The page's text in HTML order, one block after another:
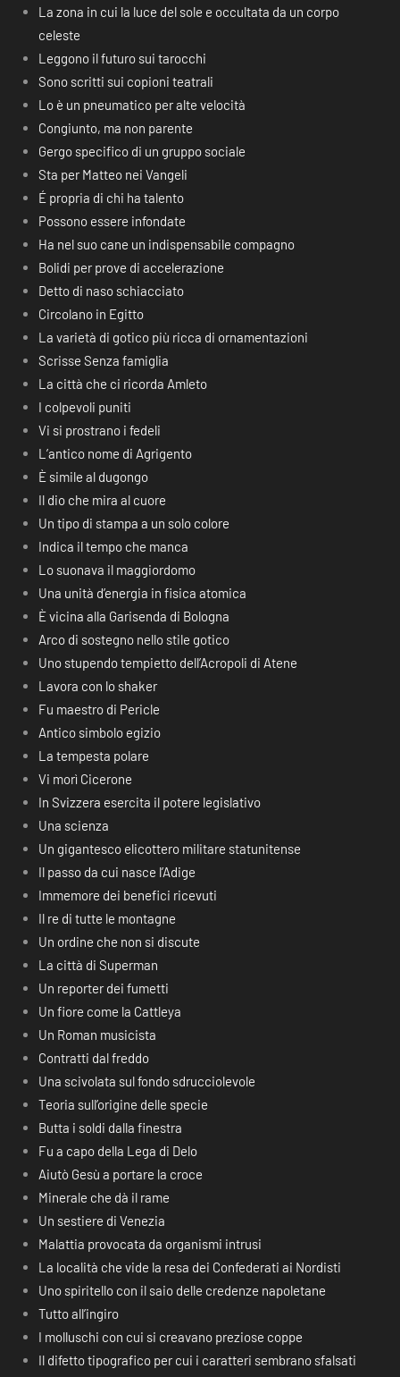
La zona in cui la luce del sole e occultata da un corpo
celeste
Leggono il futuro sui tarocchi
Sono scritti sui copioni teatrali
Lo è un pneumatico per alte velocità
Congiunto, ma non parente
Gergo specifico di un gruppo sociale
Sta per Matteo nei Vangeli
É propria di chi ha talento
Possono essere infondate
Ha nel suo cane un indispensabile compagno
Bolidi per prove di accelerazione
Detto di naso schiacciato
Circolano in Egitto
La varietà di gotico più ricca di ornamentazioni
Scrisse Senza famiglia
La città che ci ricorda Amleto
I colpevoli puniti
Vi si prostrano i fedeli
L’antico nome di Agrigento
È simile al dugongo
Il dio che mira al cuore
Un tipo di stampa a un solo colore
Indica il tempo che manca
Lo suonava il maggiordomo
Una unità d’energia in fisica atomica
È vicina alla Garisenda di Bologna
Arco di sostegno nello stile gotico
Uno stupendo tempietto dell’Acropoli di Atene
Lavora con lo shaker
Fu maestro di Pericle
Antico simbolo egizio
La tempesta polare
Vi morì Cicerone
In Svizzera esercita il potere legislativo
Una scienza
Un gigantesco elicottero militare statunitense
Il passo da cui nasce l’Adige
Immemore dei benefici ricevuti
Il re di tutte le montagne
Un ordine che non si discute
La città di Superman
Un reporter dei fumetti
Un fiore come la Cattleya
Un Roman musicista
Contratti dal freddo
Una scivolata sul fondo sdrucciolevole
Teoria sull’origine delle specie
Butta i soldi dalla finestra
Fu a capo della Lega di Delo
Aiutò Gesù a portare la croce
Minerale che dà il rame
Un sestiere di Venezia
Malattia provocata da organismi intrusi
La località che vide la resa dei Confederati ai Nordisti
Uno spiritello con il saio delle credenze napoletane
Tutto all’ingiro
I molluschi con cui si creavano preziose coppe
Il difetto tipografico per cui i caratteri sembrano sfalsati